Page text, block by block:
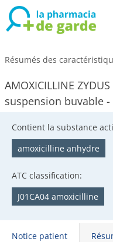
Résumés des
AMOXICILLINE
suspension buvable
Contient la substance
amoxicilline anhydre
ATC classification:
J01CA04 amoxicilline
Notice patient